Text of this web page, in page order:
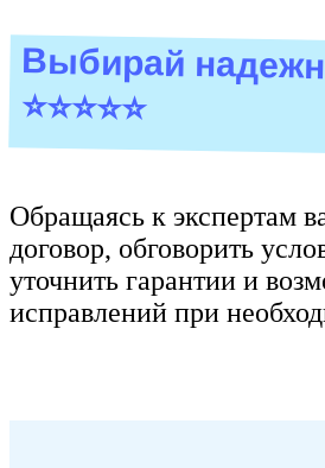
Выбирай
⭐⭐⭐⭐⭐
Обращаясь к экспертам
договор, обговорить
уточнить гарантии и
исправлений при